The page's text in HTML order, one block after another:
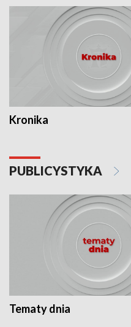
Kronika
PUBLICYSTYKA
Tematy dnia